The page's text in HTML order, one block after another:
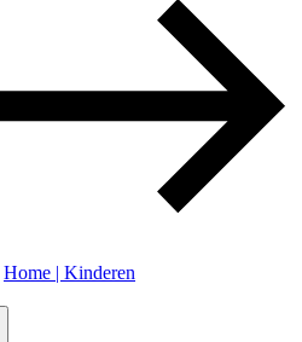
Home | Kinderen